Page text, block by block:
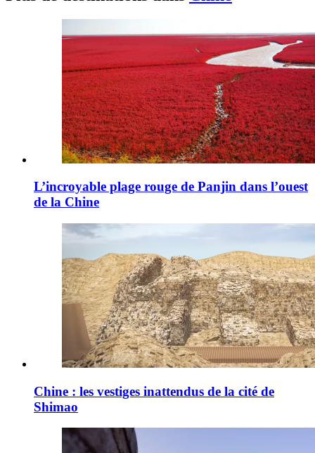
L’incroyable plage rouge de Panjin dans l’ouest
de la Chine
Chine : les vestiges inattendus de la cité de
Shimao